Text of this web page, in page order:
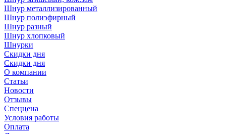
Шнур металлизированный
Шнур полиэфирный
Шнур разный
Шнур хлопковый
Шнурки
Скидки дня
Скидки дня
О компании
Статьи
Новости
Отзывы
Спеццена
Условия работы
Оплата